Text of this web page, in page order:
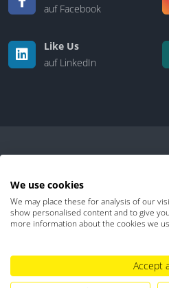
auf Facebook
Like Us
auf LinkedIn
Kontakt |
Hinweisgebersystem
We use cookies
We may place these for analysis of our
show personalised content and to give
more information about the cookies we
Accept